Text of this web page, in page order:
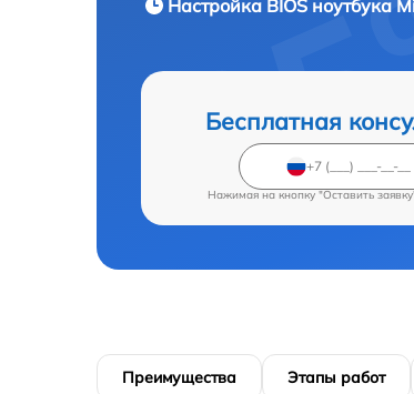
Настройка BIOS ноутбука
Бесплатная
Нажимая на кнопку "Оставить
Преимущества Этапы работ